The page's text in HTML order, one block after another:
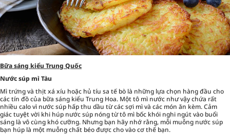
Bữa sáng kiểu Trung Quốc
Nước súp mì Tàu
Mì trứng và thịt xá xíu hoặc hủ tíu sa tế bò là những lựa chọn hàng đầu cho
các tín đồ của bữa sáng kiểu Trung Hoa. Một tô mì nước như vậy chứa rất
nhiều calo vì nước súp hấp thu dầu từ các sợi mì và các món ăn kèm. Cảm
giác tuyệt vời khi húp nước súp nóng từ tô mì bốc khói nghi ngút vào buổi
sáng là vô cùng khó cưỡng. Nhưng bạn hãy nhớ rằng, mỗi muỗng nước súp
bạn húp là một muỗng chất béo được cho vào cơ thể bạn.